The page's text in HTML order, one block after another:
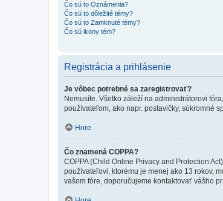
Čo sú to Oznámenia?
Čo sú to dôležité témy?
Čo sú to Zamknuté témy?
Čo sú ikony tém?
Registrácia a prihlásenie
Je vôbec potrebné sa zaregistrovať?
Nemusíte. Všetko záleží na administrátorovi
používateľom, ako napr. postavičky, súkromné
Hore
Čo znamená COPPA?
COPPA (Child Online Privacy and Protection
používateľovi, ktorému je menej ako 13 rokov,
vašom fóre, doporučujeme kontaktovať vášho